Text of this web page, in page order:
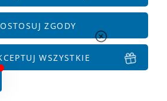
ul. Czereśniowa 18
ZGODY
WSZYSTKIE